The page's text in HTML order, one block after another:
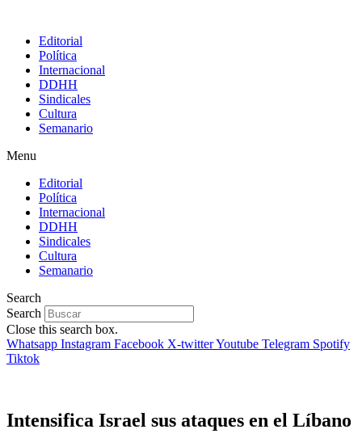
Editorial
Política
Internacional
DDHH
Sindicales
Cultura
Semanario
Menu
Editorial
Política
Internacional
DDHH
Sindicales
Cultura
Semanario
Search
Search
Close this search box.
Whatsapp Instagram Facebook X-twitterYoutube Telegram Spotify
Tiktok
Intensifica Israel sus ataques en el Líbano